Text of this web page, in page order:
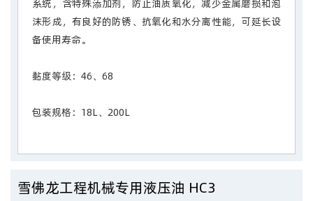
系统，含特殊添加剂，防止油质氧化，减少金属磨损和泡
沫形成，有良好的防锈、抗氧化和水分离性能，可延长设
备使用寿命。
黏度等级：46、68
包装规格：18L、200L
雪佛龙工程机械专用液压油 HC3